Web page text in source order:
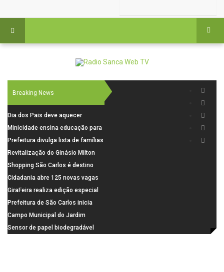
Breaking News
Dia dos Pais deve aquecer
comércio de São Carlos com
renda em alta e maior circulação
de consumidores
Minicidade ensina educação para
o trânsito a 264 crianças da rede
municipal
Prefeitura divulga lista de famílias
pré-selecionadas pela Caixa para
o Residencial Santa Felícia
Revitalização do Ginásio Milton
Olaio filho avança com obras de
recuperação
Shopping São Carlos é destino
para celebrar o Dia dos Pais com
presentes, gastronomia e lazer
Cidadania abre 125 novas vagas
para oficinas de convivência
GiraFeira realiza edição especial
de Dia dos Pais neste domingo (9)
na Praça dos Advogados
Prefeitura de São Carlos inicia
instalação de ovitrampas para
monitoramento de arboviroses
Campo Municipal do Jardim
Cruzado recebe nova iluminação e
Sensor de papel biodegradável